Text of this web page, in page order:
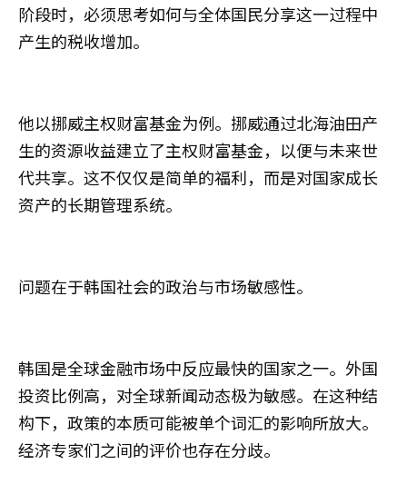
阶段时，必须思考如何与全体国民分享这一过程中
产生的税收增加。
他以挪威主权财富基金为例。挪威通过北海油田产
生的资源收益建立了主权财富基金，以便与未来世
代共享。这不仅仅是简单的福利，而是对国家成长
资产的长期管理系统。
问题在于韩国社会的政治与市场敏感性。
韩国是全球金融市场中反应最快的国家之一。外国
投资比例高，对全球新闻动态极为敏感。在这种结
构下，政策的本质可能被单个词汇的影响所放大。
经济专家们之间的评价也存在分歧。